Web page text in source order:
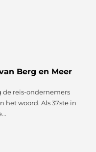
Berg en Meer
de reis-ondernemers
het woord. Als 37ste in